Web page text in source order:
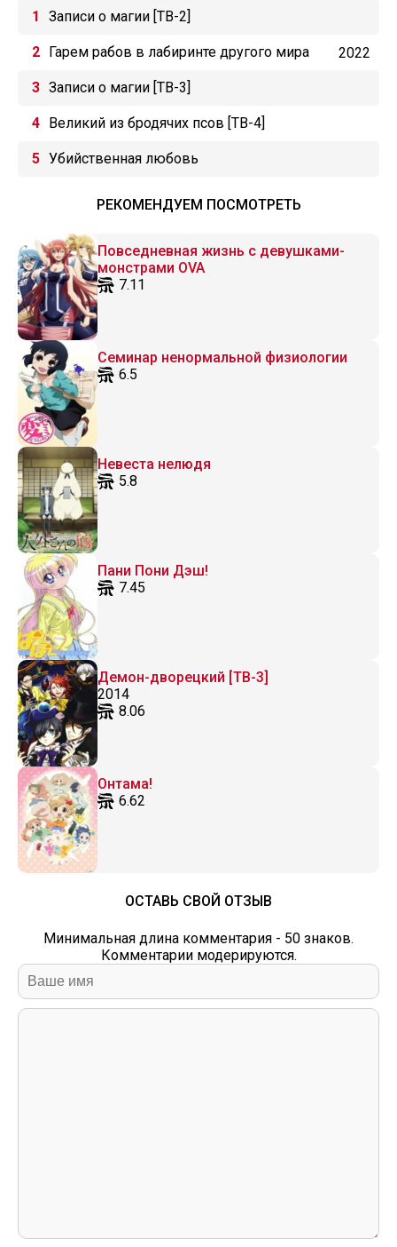
Записи о магии [ТВ-2]
Гарем рабов в лабиринте другого мира 2022
Записи о магии [ТВ-3]
Великий из бродячих псов [ТВ-4]
Убийственная любовь
РЕКОМЕНДУЕМ ПОСМОТРЕТЬ
Повседневная жизнь с девушками-
монстрами OVA
7.11
Семинар ненормальной физиологии
6.5
Невеста нелюдя
5.8
Пани Пони Дэш!
7.45
Демон-дворецкий [ТВ-3]
2014
8.06
Онтама!
6.62
ОСТАВЬ СВОЙ ОТЗЫВ
Минимальная длина комментария - 50 знаков.
Комментарии модерируются.